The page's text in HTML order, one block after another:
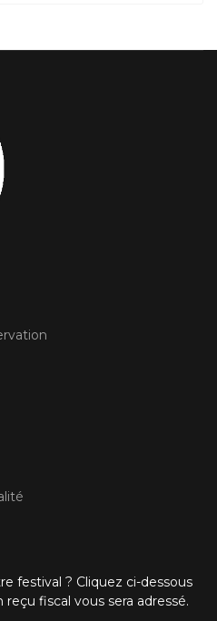
festival ? Cliquez ci-dessous
fiscal vous sera adressé.